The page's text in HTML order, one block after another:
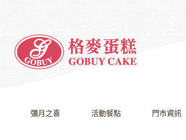
彌月之喜 活動餐點 門市資訊